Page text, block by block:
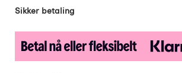
Sikker betaling